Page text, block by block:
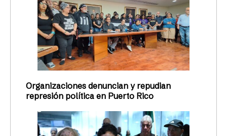
Organizaciones denuncian y repudian
represión política en Puerto Rico